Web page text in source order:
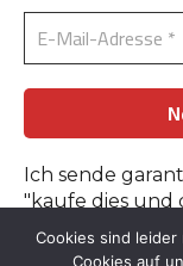
Ich sende
"kaufe dies und
Erfahre mehr in der
Cookies sind leider
Cookies auf